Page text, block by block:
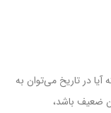
در تاریخ می‌توان به
ضعیف باشد،